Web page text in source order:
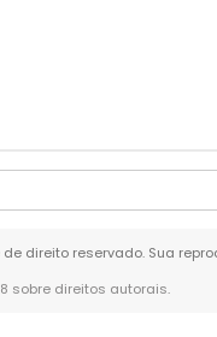
de direito reservado. Sua
sobre direitos autorais.